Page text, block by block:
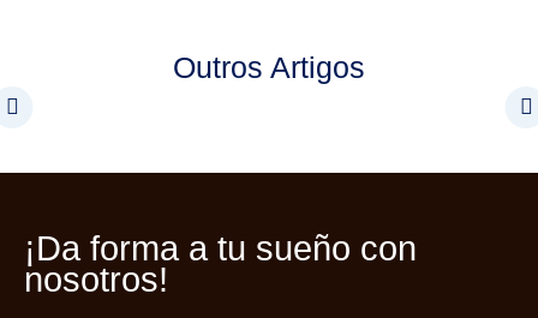
Outros Artigos
¡Da forma a tu sueño con
nosotros!